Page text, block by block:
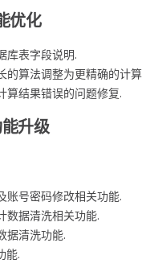
优化
库表字段说明.
的算法调整为更精确的计
算结果错误的问题修复.
升级
账号密码修改相关功能.
数据清洗相关功能.
据清洗功能.
能.